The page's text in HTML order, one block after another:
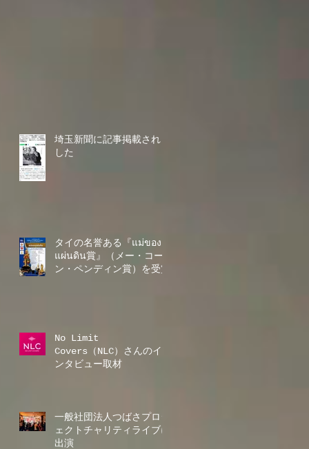
埼玉新聞に記事掲載されま
した
タイの名誉ある『แม่ของ
แผ่นดิน賞』（メー・コー
ン・ペンディン賞）を受賞
No Limit
Covers（NLC）さんのイ
ンタビュー取材
一般社団法人つばさプロジ
ェクトチャリティライブに
出演